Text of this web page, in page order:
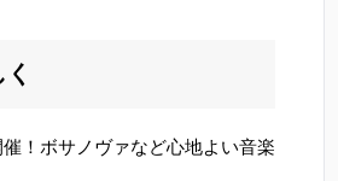
！ボサノヴァなど心地よい音楽